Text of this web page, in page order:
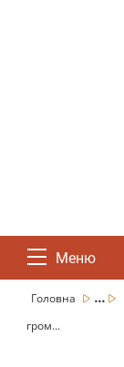
Меню
Головна ...
гром...